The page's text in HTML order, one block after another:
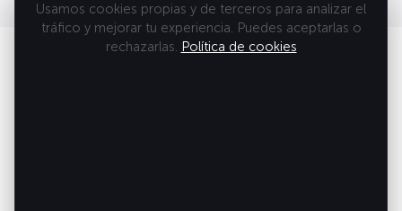
Usamos cookies propias y de terceros para analizar el
tráfico y mejorar tu experiencia. Puedes aceptarlas o
rechazarlas. Política de cookies